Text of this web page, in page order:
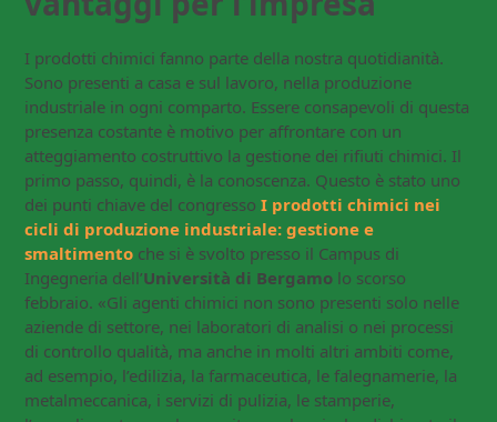
I prodotti chimici fanno parte della nostra quotidianità.
Sono presenti a casa e sul lavoro, nella produzione
industriale in ogni comparto. Essere consapevoli di questa
presenza costante è motivo per affrontare con un
atteggiamento costruttivo la gestione dei rifiuti chimici. Il
primo passo, quindi, è la conoscenza. Questo è stato uno
dei punti chiave del congressoI prodotti chimici nei
cicli di produzione industriale: gestione e
smaltimento che si è svolto presso il Campus di
Ingegneria dell’Università di Bergamo lo scorso
febbraio. «Gli agenti chimici non sono presenti solo nelle
aziende di settore, nei laboratori di analisi o nei processi
di controllo qualità, ma anche in molti altri ambiti come,
ad esempio, l’edilizia, la farmaceutica, le falegnamerie, la
metalmeccanica, i servizi di pulizia, le stamperie,